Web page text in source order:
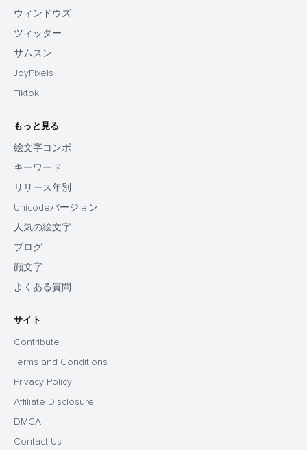
ウィンドウズ
ツィッター
サムスン
JoyPixels
Tiktok
もっと見る
絵文字コンボ
キーワード
リリース年別
Unicodeバージョン
人気の絵文字
ブログ
顔文字
よくある質問
サイト
Contribute
Terms and Conditions
Privacy Policy
Affiliate Disclosure
DMCA
Contact Us